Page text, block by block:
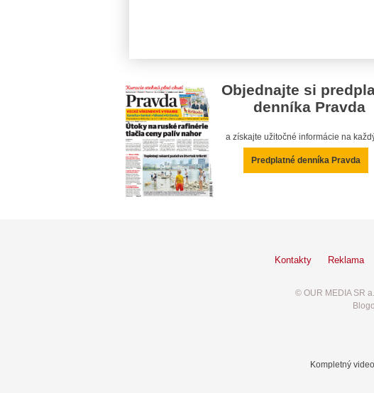
Objednajte si
denníka Pravda
a získajte užitočné informácie na
Predplatné denníka Pravda
Kontakty Reklama
© OUR MEDIA SR
Kompletný